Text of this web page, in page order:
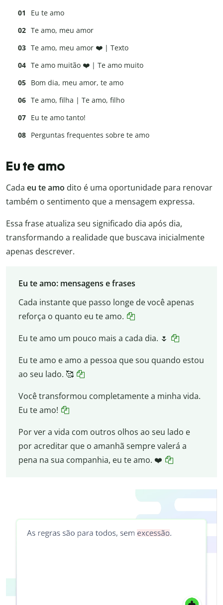
Eu te amo
Te amo, meu amor
Te amo, meu amor ❤️ | Texto
Te amo muitão ❤️ | Te amo muito
Bom dia, meu amor, te amo
Te amo, filha | Te amo, filho
Eu te amo tanto!
Perguntas frequentes sobre te amo
Eu te amo
Cada eu te amo dito é uma oportunidade para renovar
também o sentimento que a mensagem expressa.
Essa frase atualiza seu significado dia após dia,
transformando a realidade que buscava inicialmente
apenas descrever.
Eu te amo: mensagens e frases
Cada instante que passo longe de você apenas
reforça o quanto eu te amo.
Eu te amo um pouco mais a cada dia. 🌷
Eu te amo e amo a pessoa que sou quando estou
ao seu lado. 🥰
Você transformou completamente a minha vida.
Eu te amo!
Por ver a vida com outros olhos ao seu lado e
por acreditar que o amanhã sempre valerá a
pena na sua companhia, eu te amo. ❤️